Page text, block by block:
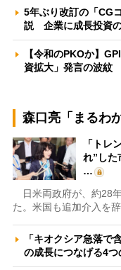
5年ぶり改訂の「CG
説 企業に成長投資
【令和のPKOか】
資拡大」発言の波
森口亮「まるわ
「トレ
れ”した
…
日米両政府が、約28
た。米国も追加介入を
「キオクシア急落
の成長につなげる4